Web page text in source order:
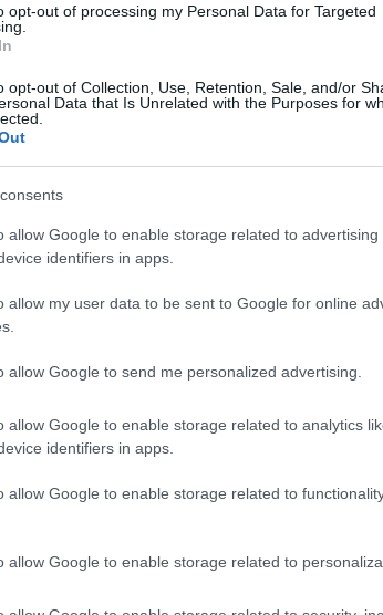
opt-out of processing my Personal Data for Targeted
opt-out of Collection, Use, Retention, Sale, and/or
Data that Is Unrelated with the Purposes for
allow Google to enable storage related to advertising
identifiers in apps.
allow my user data to be sent to Google for online
allow Google to send me personalized advertising.
allow Google to enable storage related to analytics
identifiers in apps.
allow Google to enable storage related to
allow Google to enable storage related to
a motoros
a Liberty Media
a Superbike-világbajnokság egyaránt a saját
jogait birtokló szervezetet, a Dorna Sportsot.
DEC. 7.